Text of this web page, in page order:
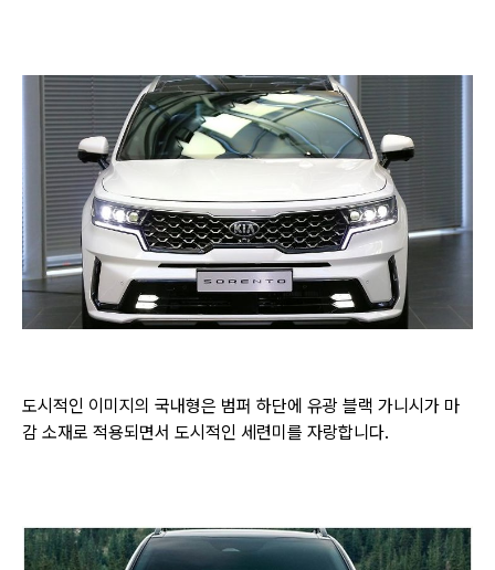
도시적인 이미지의 국내형은 범퍼 하단에 유광 블랙 가니시가 마
감 소재로 적용되면서 도시적인 세련미를 자랑합니다.